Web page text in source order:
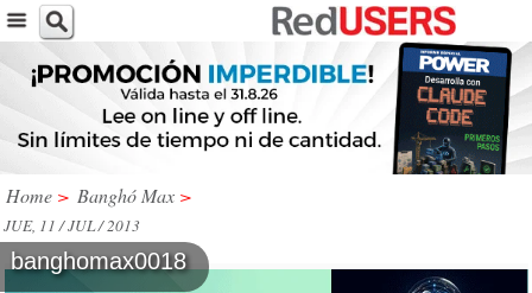
Home > Banghó Max >
JUE, 11 / JUL / 2013
banghomax0018